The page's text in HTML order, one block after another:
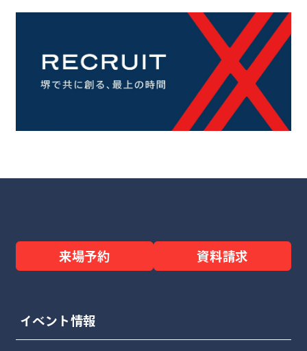
来場予約 資料請求
イベント情報